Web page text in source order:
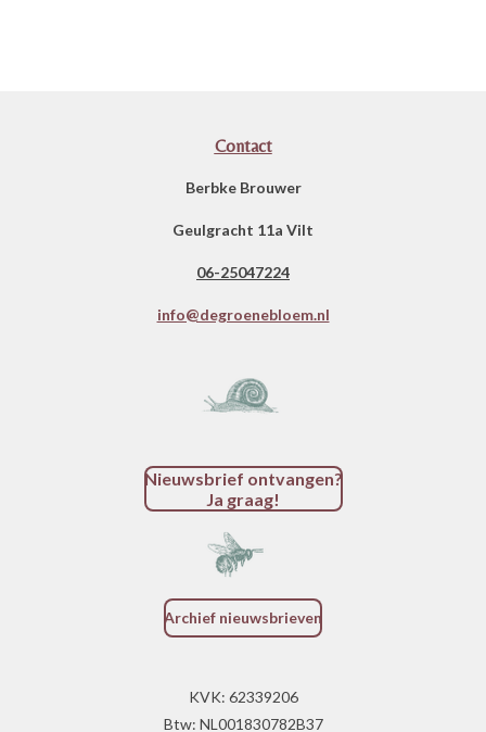
Contact
Berbke Brouwer
Geulgracht 11a Vilt
06-25047224
info@degroenebloem.nl
Nieuwsbrief ontvangen?
Ja graag!
Archief nieuwsbrieven
KVK: 62339206
Btw: NL001830782B37